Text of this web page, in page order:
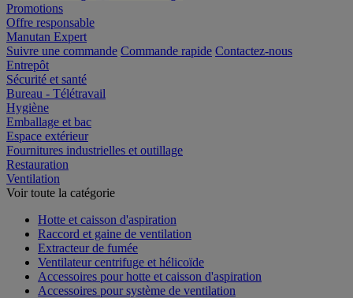
Promotions
Offre responsable
Manutan Expert
Suivre une commande Commande rapide Contactez-nous
Entrepôt
Sécurité et santé
Bureau - Télétravail
Hygiène
Emballage et bac
Espace extérieur
Fournitures industrielles et outillage
Restauration
Ventilation
Voir toute la catégorie
Hotte et caisson d'aspiration
Raccord et gaine de ventilation
Extracteur de fumée
Ventilateur centrifuge et hélicoïde
Accessoires pour hotte et caisson d'aspiration
Accessoires pour système de ventilation